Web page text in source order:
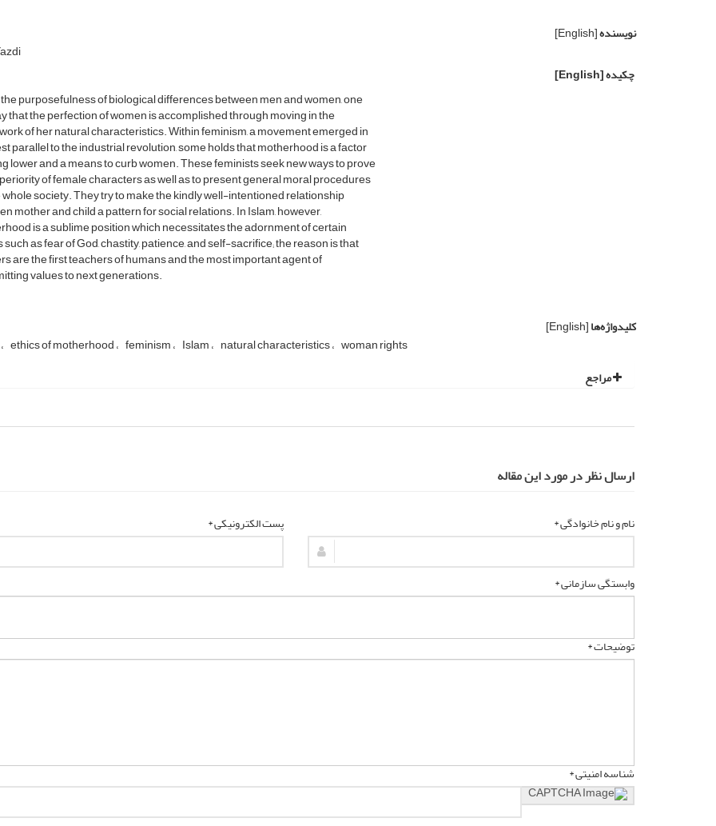
نویسنده[English]
چکیده[English]
purposefulness of biological differences between men and women, one
that the perfection of women is accomplished through moving in the
of her natural characteristics. Within feminism, a movement emerged in
parallel to the industrial revolution, some holds that motherhood is a factor
lower and a means to curb women. These feminists seek new ways to prove
of female characters as well as to present general moral procedures
society. They try to make the kindly well-intentioned relationship
mother and child a pattern for social relations. In Islam, however,
is a sublime position which necessitates the adornment of certain
as fear of God, chastity, patience, and self-sacrifice; the reason is that
are the first teachers of humans and the most important agent of
values to next generations.
کلیدواژه‌ها[English]
ethics of motherhood feminism Islam natural characteristics woman rights
مراجع
ارسال نظر در مورد این مقاله
نام و نام خانوادگی * پست الکترونیکی *
وابستگی سازمانی *
توضیحات *
شناسه امنیتی *